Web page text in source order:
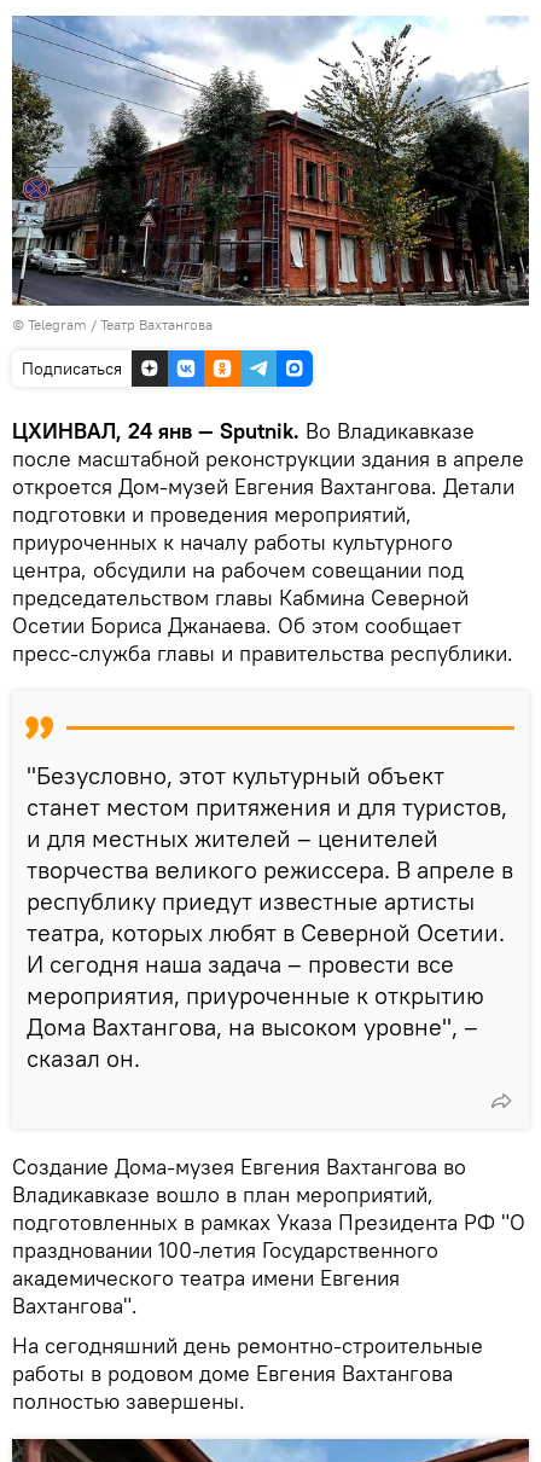
© Telegram / Театр Вахтангова
Подписаться
ЦХИНВАЛ, 24 янв — Sputnik. Во Владикавказе
после масштабной реконструкции здания в апреле
откроется Дом-музей Евгения Вахтангова. Детали
подготовки и проведения мероприятий,
приуроченных к началу работы культурного
центра, обсудили на рабочем совещании под
председательством главы Кабмина Северной
Осетии Бориса Джанаева. Об этом сообщает
пресс-служба главы и правительства республики.
"Безусловно, этот культурный объект
станет местом притяжения и для туристов,
и для местных жителей – ценителей
творчества великого режиссера. В апреле в
республику приедут известные артисты
театра, которых любят в Северной Осетии.
И сегодня наша задача – провести все
мероприятия, приуроченные к открытию
Дома Вахтангова, на высоком уровне", –
сказал он.
Создание Дома-музея Евгения Вахтангова во
Владикавказе вошло в план мероприятий,
подготовленных в рамках Указа Президента РФ "О
праздновании 100-летия Государственного
академического театра имени Евгения
Вахтангова".
На сегодняшний день ремонтно-строительные
работы в родовом доме Евгения Вахтангова
полностью завершены.